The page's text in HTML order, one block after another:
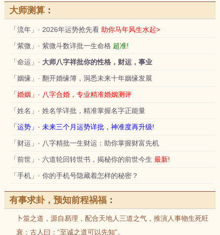
大师测算：
「流年」· 2026年运势抢先看 助你马年风生水起>
「紫微」· 紫微斗数详批一生命格 超准!
「命运」· 大师八字祥批你的性格，财运，事业
「姻缘」· 翻开婚缘簿，洞悉未来十年姻缘发展
「婚姻」· 八字合婚，专业精准婚姻测评
「姓名」· 姓名学详批，精准掌握名字正能量
「运势」· 未来三个月运势详批，神准度再升级!
「财运」· 八字精批一生财运：助你掌握财富先机
「前世」· 六道轮回转世书，揭秘你的前世今生 最新!
「手机」· 你的手机号隐藏着怎样的秘密？
有事求卦，预知前程祸福：
卜筮之道，源自易理，配合天地人三道之气，推演人事物生死旺
衰；古人曰：“至诚之道可以先知”。